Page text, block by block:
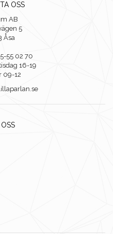
OSS
AB
5
Åsa
55 02 70
16-19
09-12